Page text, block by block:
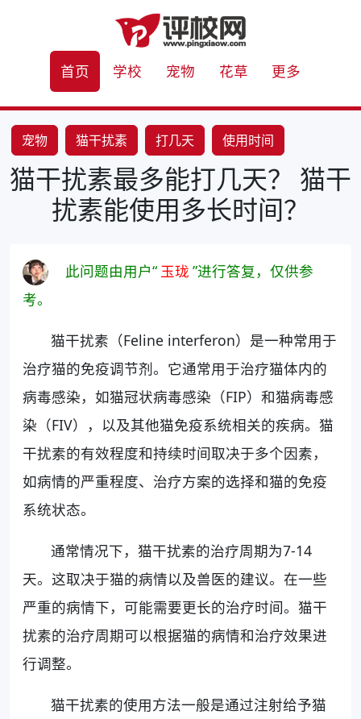
首页 学校 宠物 花草 更多
宠物 猫干扰素 打几天 使用时间
猫干扰素最多能打几天？ 猫干
扰素能使用多长时间？
此问题由用户“ 玉珑 ”进行答复，仅供参
考。
猫干扰素（Feline interferon）是一种常用于
治疗猫的免疫调节剂。它通常用于治疗猫体内的
病毒感染，如猫冠状病毒感染（FIP）和猫病毒感
染（FIV），以及其他猫免疫系统相关的疾病。猫
干扰素的有效程度和持续时间取决于多个因素，
如病情的严重程度、治疗方案的选择和猫的免疫
系统状态。
通常情况下，猫干扰素的治疗周期为7-14
天。这取决于猫的病情以及兽医的建议。在一些
严重的病情下，可能需要更长的治疗时间。猫干
扰素的治疗周期可以根据猫的病情和治疗效果进
行调整。
猫干扰素的使用方法一般是通过注射给予猫